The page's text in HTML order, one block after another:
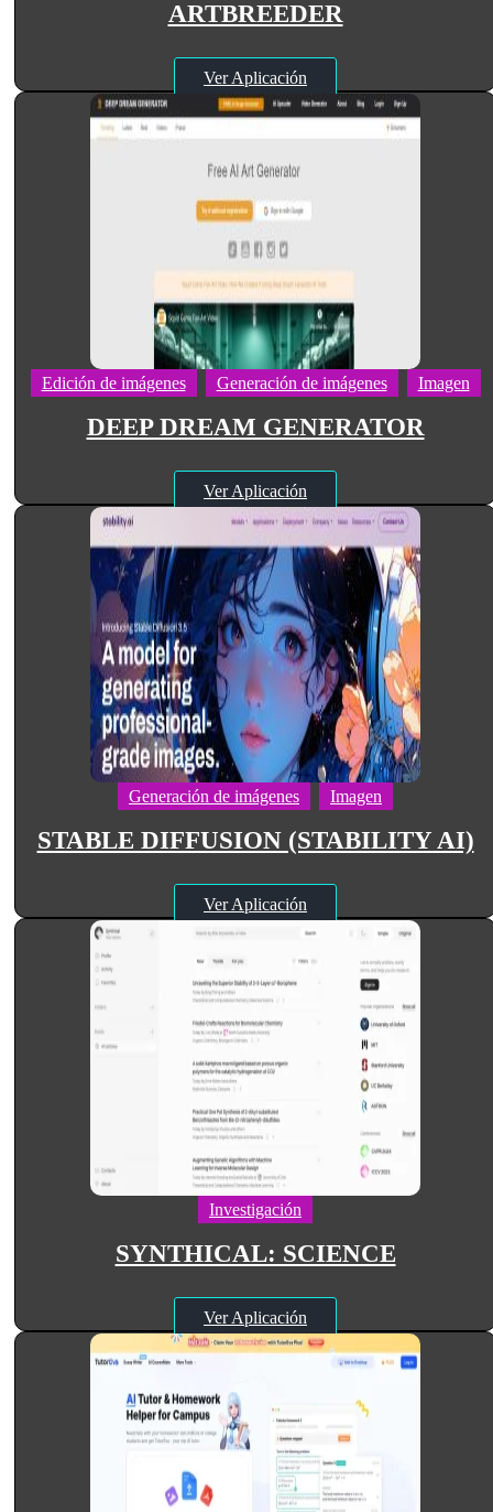
ARTBREEDER
Ver Aplicación
Edición de imágenes Generación de imágenes Imagen
DEEP DREAM GENERATOR
Ver Aplicación
Generación de imágenes Imagen
STABLE DIFFUSION (STABILITY AI)
Ver Aplicación
Investigación
SYNTHICAL: SCIENCE
Ver Aplicación